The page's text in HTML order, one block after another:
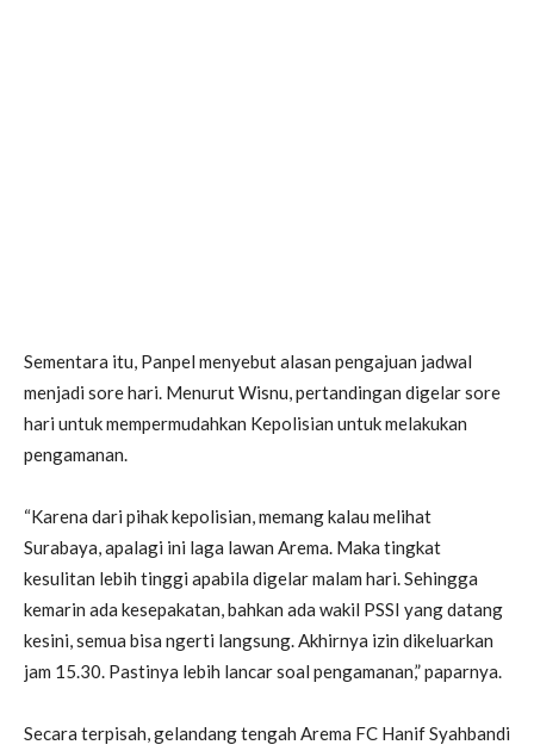
Sementara itu, Panpel menyebut alasan pengajuan jadwal
menjadi sore hari. Menurut Wisnu, pertandingan digelar sore
hari untuk mempermudahkan Kepolisian untuk melakukan
pengamanan.
“Karena dari pihak kepolisian, memang kalau melihat
Surabaya, apalagi ini laga lawan Arema. Maka tingkat
kesulitan lebih tinggi apabila digelar malam hari. Sehingga
kemarin ada kesepakatan, bahkan ada wakil PSSI yang datang
kesini, semua bisa ngerti langsung. Akhirnya izin dikeluarkan
jam 15.30. Pastinya lebih lancar soal pengamanan,” paparnya.
Secara terpisah, gelandang tengah Arema FC Hanif Syahbandi